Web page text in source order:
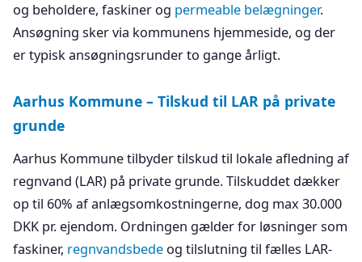
og beholdere, faskiner og permeable belægninger.
Ansøgning sker via kommunens hjemmeside, og der
er typisk ansøgningsrunder to gange årligt.
Aarhus Kommune – Tilskud til LAR på private
grunde
Aarhus Kommune tilbyder tilskud til lokale afledning af
regnvand (LAR) på private grunde. Tilskuddet dækker
op til 60% af anlægsomkostningerne, dog max 30.000
DKK pr. ejendom. Ordningen gælder for løsninger som
faskiner, regnvandsbede og tilslutning til fælles LAR-